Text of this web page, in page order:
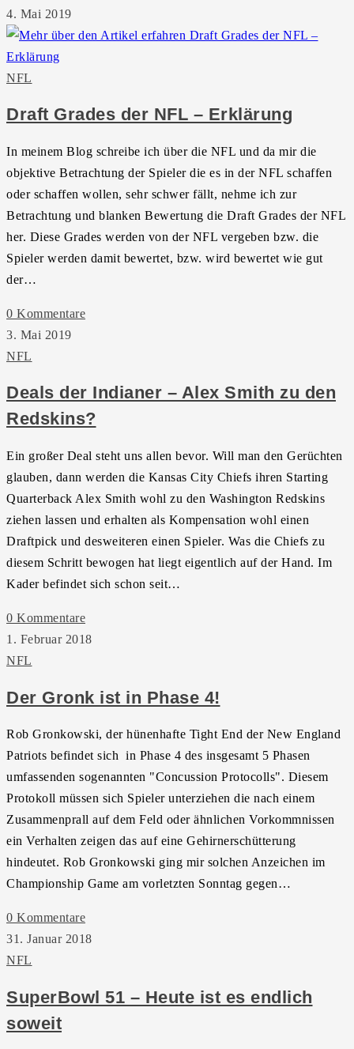
4. Mai 2019
NFL
Draft Grades der NFL – Erklärung
In meinem Blog schreibe ich über die NFL und da mir die
objektive Betrachtung der Spieler die es in der NFL schaffen
oder schaffen wollen, sehr schwer fällt, nehme ich zur
Betrachtung und blanken Bewertung die Draft Grades der NFL
her. Diese Grades werden von der NFL vergeben bzw. die
Spieler werden damit bewertet, bzw. wird bewertet wie gut
der…
0 Kommentare
3. Mai 2019
NFL
Deals der Indianer – Alex Smith zu den
Redskins?
Ein großer Deal steht uns allen bevor. Will man den Gerüchten
glauben, dann werden die Kansas City Chiefs ihren Starting
Quarterback Alex Smith wohl zu den Washington Redskins
ziehen lassen und erhalten als Kompensation wohl einen
Draftpick und desweiteren einen Spieler. Was die Chiefs zu
diesem Schritt bewogen hat liegt eigentlich auf der Hand. Im
Kader befindet sich schon seit…
0 Kommentare
1. Februar 2018
NFL
Der Gronk ist in Phase 4!
Rob Gronkowski, der hünenhafte Tight End der New England
Patriots befindet sich in Phase 4 des insgesamt 5 Phasen
umfassenden sogenannten "Concussion Protocolls". Diesem
Protokoll müssen sich Spieler unterziehen die nach einem
Zusammenprall auf dem Feld oder ähnlichen Vorkommnissen
ein Verhalten zeigen das auf eine Gehirnerschütterung
hindeutet. Rob Gronkowski ging mir solchen Anzeichen im
Championship Game am vorletzten Sonntag gegen…
0 Kommentare
31. Januar 2018
NFL
SuperBowl 51 – Heute ist es endlich
soweit